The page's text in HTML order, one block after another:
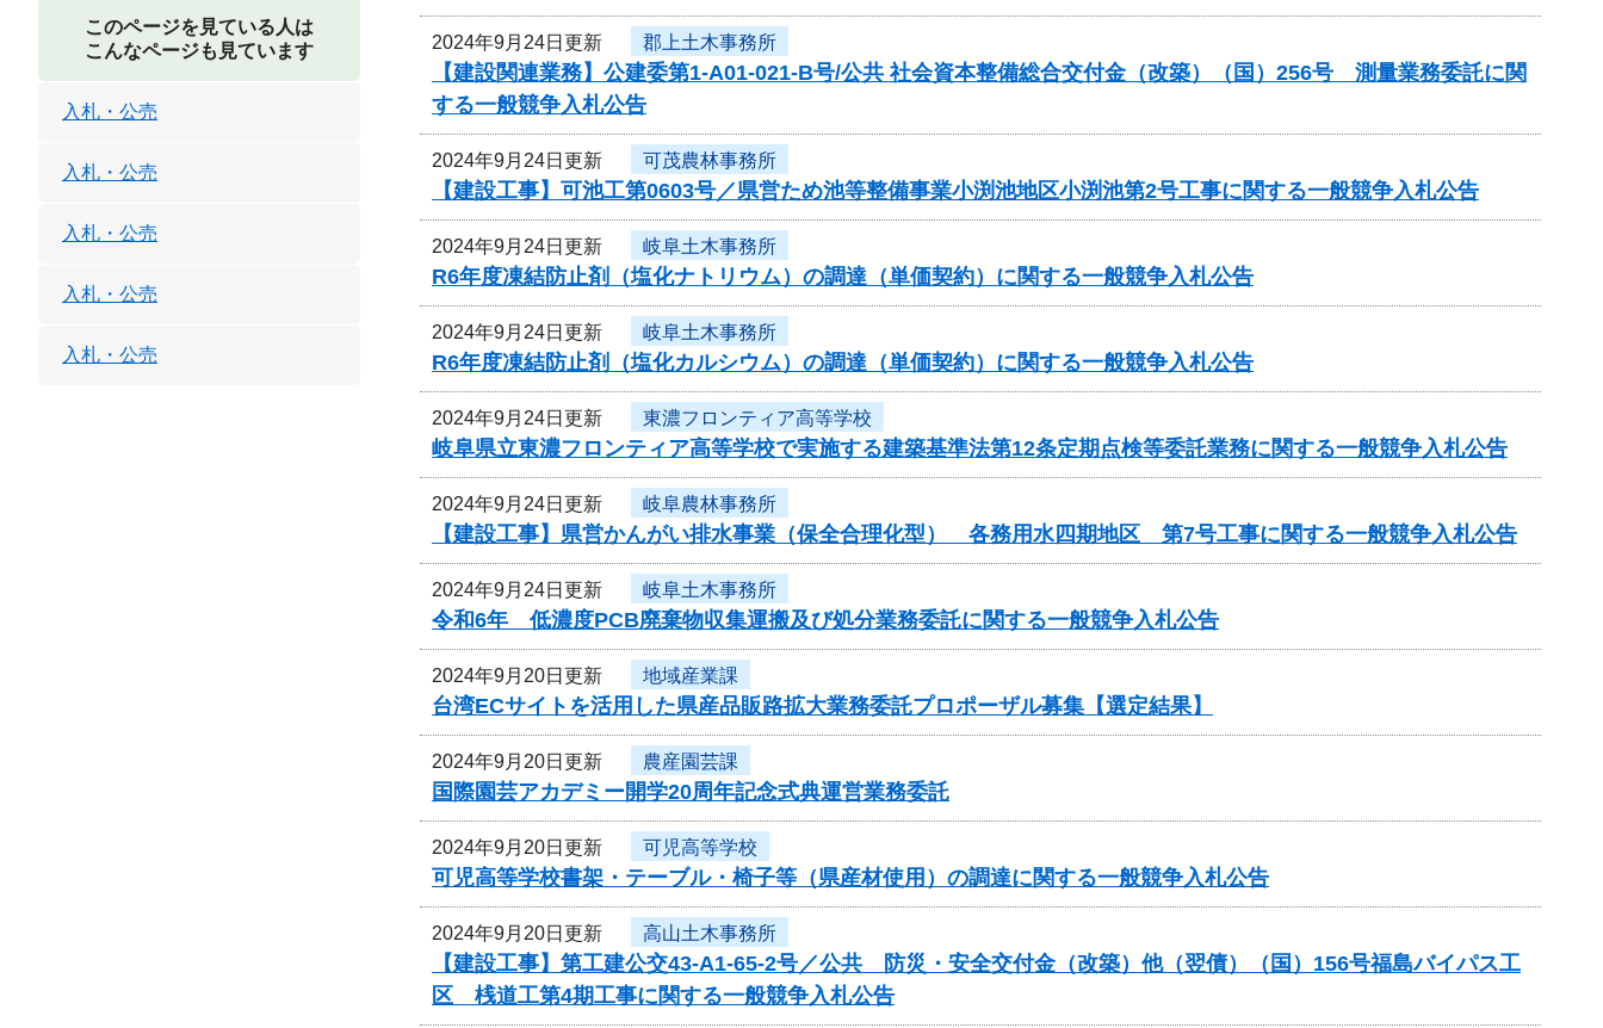
2024年9月24日更新 郡上土木事務所
【建設関連業務】公建委第1-A01-021-B号/公共 社会資本整備総合交付金（改築）（国）256号 測量業務委託に関
する一般競争入札公告
2024年9月24日更新 可茂農林事務所
【建設工事】可池工第0603号／県営ため池等整備事業小渕池地区小渕池第2号工事に関する一般競争入札公告
2024年9月24日更新 岐阜土木事務所
R6年度凍結防止剤（塩化ナトリウム）の調達（単価契約）に関する一般競争入札公告
2024年9月24日更新 岐阜土木事務所
R6年度凍結防止剤（塩化カルシウム）の調達（単価契約）に関する一般競争入札公告
2024年9月24日更新 東濃フロンティア高等学校
岐阜県立東濃フロンティア高等学校で実施する建築基準法第12条定期点検等委託業務に関する一般競争入札公告
2024年9月24日更新 岐阜農林事務所
【建設工事】県営かんがい排水事業（保全合理化型） 各務用水四期地区 第7号工事に関する一般競争入札公告
2024年9月24日更新 岐阜土木事務所
令和6年 低濃度PCB廃棄物収集運搬及び処分業務委託に関する一般競争入札公告
2024年9月20日更新 地域産業課
台湾ECサイトを活用した県産品販路拡大業務委託プロポーザル募集【選定結果】
2024年9月20日更新 農産園芸課
国際園芸アカデミー開学20周年記念式典運営業務委託
2024年9月20日更新 可児高等学校
可児高等学校書架・テーブル・椅子等（県産材使用）の調達に関する一般競争入札公告
2024年9月20日更新 高山土木事務所
【建設工事】第工建公交43-A1-65-2号／公共 防災・安全交付金（改築）他（翌債）（国）156号福島バイパス工
区 桟道工第4期工事に関する一般競争入札公告
このページを見ている人は
こんなページも見ています
入札・公売
入札・公売
入札・公売
入札・公売
入札・公売